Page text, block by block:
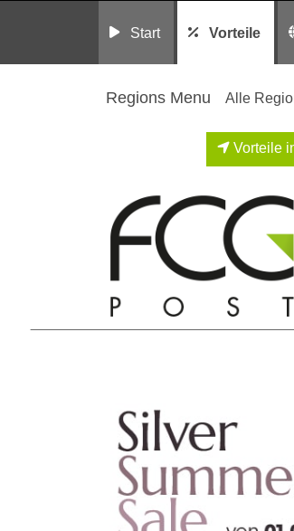
Start Vorteile
Regions Menu Alle
Vorteile